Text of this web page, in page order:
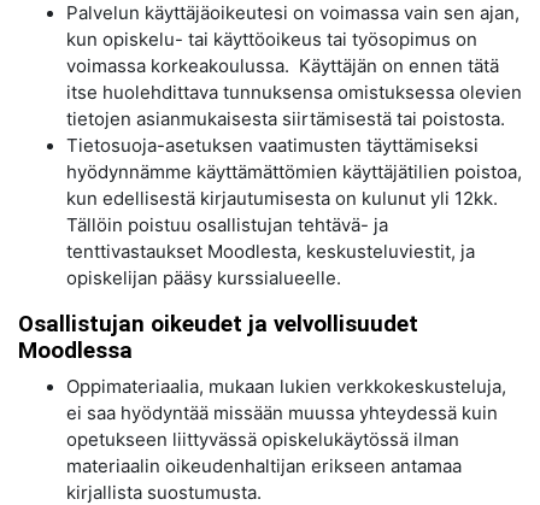
Palvelun käyttäjäoikeutesi on voimassa vain sen ajan,
kun opiskelu- tai käyttöoikeus tai työsopimus on
voimassa korkeakoulussa. Käyttäjän on ennen tätä
itse huolehdittava tunnuksensa omistuksessa olevien
tietojen asianmukaisesta siirtämisestä tai poistosta.
Tietosuoja-asetuksen vaatimusten täyttämiseksi
hyödynnämme käyttämättömien käyttäjätilien poistoa,
kun edellisestä kirjautumisesta on kulunut yli 12kk.
Tällöin poistuu osallistujan tehtävä- ja
tenttivastaukset Moodlesta, keskusteluviestit, ja
opiskelijan pääsy kurssialueelle.
Osallistujan oikeudet ja velvollisuudet
Moodlessa
Oppimateriaalia, mukaan lukien verkkokeskusteluja,
ei saa hyödyntää missään muussa yhteydessä kuin
opetukseen liittyvässä opiskelukäytössä ilman
materiaalin oikeudenhaltijan erikseen antamaa
kirjallista suostumusta.